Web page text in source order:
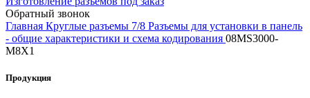
Обратный звонок
Главная Круглые разъемы 7/8 Разъемы для установки в панель
- общие характеристики и схема кодирования 08MS3000-
M8X1
Продукция